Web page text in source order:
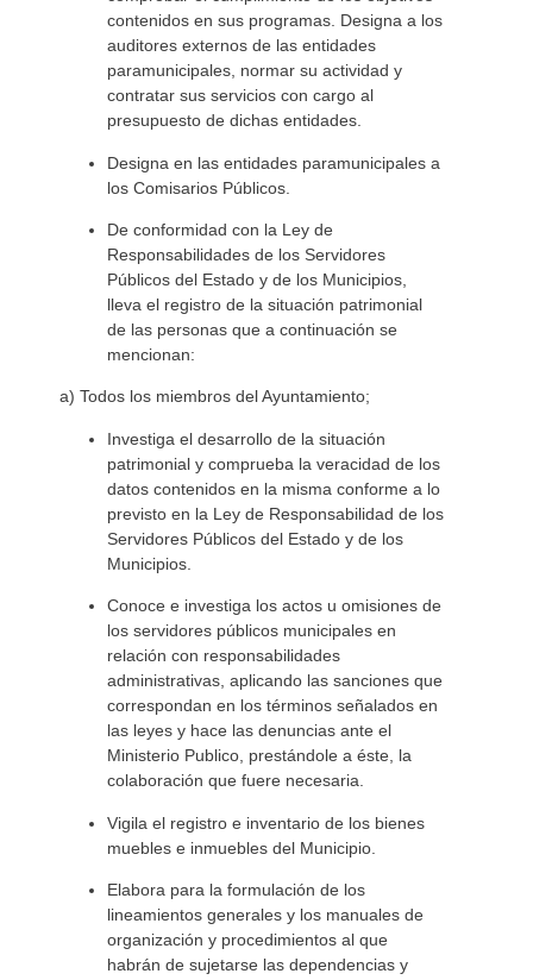
contenidos en sus programas. Designa a los
auditores externos de las entidades
paramunicipales, normar su actividad y
contratar sus servicios con cargo al
presupuesto de dichas entidades.
Designa en las entidades paramunicipales a
los Comisarios Públicos.
De conformidad con la Ley de
Responsabilidades de los Servidores
Públicos del Estado y de los Municipios,
lleva el registro de la situación patrimonial
de las personas que a continuación se
mencionan:
a) Todos los miembros del Ayuntamiento;
Investiga el desarrollo de la situación
patrimonial y comprueba la veracidad de los
datos contenidos en la misma conforme a lo
previsto en la Ley de Responsabilidad de los
Servidores Públicos del Estado y de los
Municipios.
Conoce e investiga los actos u omisiones de
los servidores públicos municipales en
relación con responsabilidades
administrativas, aplicando las sanciones que
correspondan en los términos señalados en
las leyes y hace las denuncias ante el
Ministerio Publico, prestándole a éste, la
colaboración que fuere necesaria.
Vigila el registro e inventario de los bienes
muebles e inmuebles del Municipio.
Elabora para la formulación de los
lineamientos generales y los manuales de
organización y procedimientos al que
habrán de sujetarse las dependencias y